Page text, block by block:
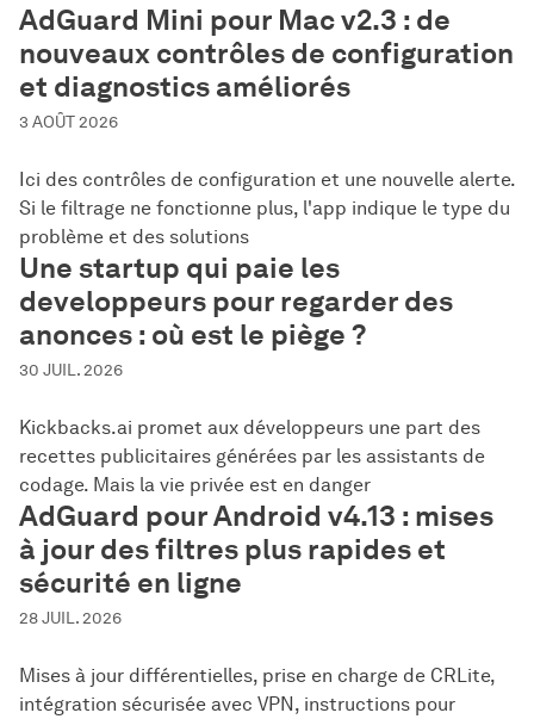
AdGuard Mini pour Mac v2.3 : de
nouveaux contrôles de configuration
et diagnostics améliorés
3 AOÛT 2026
Ici des contrôles de configuration et une nouvelle alerte.
Si le filtrage ne fonctionne plus, l'app indique le type du
problème et des solutions
Une startup qui paie les
developpeurs pour regarder des
anonces : où est le piège ?
30 JUIL. 2026
Kickbacks.ai promet aux développeurs une part des
recettes publicitaires générées par les assistants de
codage. Mais la vie privée est en danger
AdGuard pour Android v4.13 : mises
à jour des filtres plus rapides et
sécurité en ligne
28 JUIL. 2026
Mises à jour différentielles, prise en charge de CRLite,
intégration sécurisée avec VPN, instructions pour